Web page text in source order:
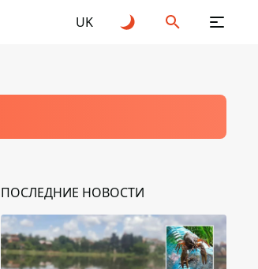
UK
ПОСЛЕДНИЕ НОВОСТИ